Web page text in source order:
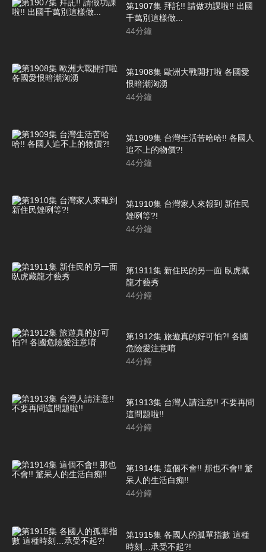
第1907集 拜託!! 請做功課啦!! 出國
千萬別這樣做...
44分鐘
第1908集 歐洲大戰開打啦 各國愛
恨暗潮洶湧
44分鐘
第1909集 台灣生活苦哈哈!! 各國人
追不上的物價?!
44分鐘
第1910集 台灣家人來報到 新住民
矬咧等?!
44分鐘
第1911集 新住民的另一面 臥虎藏
龍才藝秀
44分鐘
第1912集 旅遊真的好可怕?! 各國
危險愛注意唷
44分鐘
第1913集 台灣人請注意!! 不要再問
這問題啦!!
44分鐘
第1914集 這個不會!! 那也不會!! 驚
呆人的生活白痴!!
44分鐘
第1915集 各國人的孤單指數 這種
時刻…承受不起?!